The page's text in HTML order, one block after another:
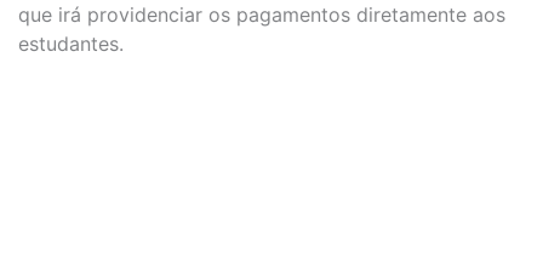
que irá providenciar os pagamentos diretamente aos
estudantes.